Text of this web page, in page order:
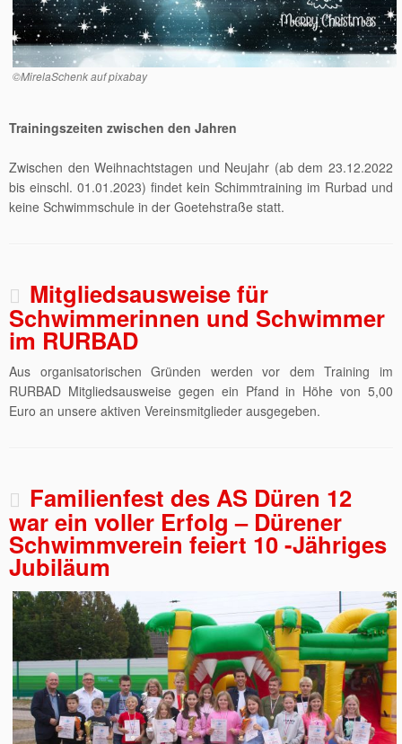
©MirelaSchenk auf pixabay
Trainingszeiten zwischen den Jahren
Zwischen den Weihnachtstagen und Neujahr (ab dem 23.12.2022
bis einschl. 01.01.2023) findet kein Schimmtraining im Rurbad und
keine Schwimmschule in der Goetehstraße statt.
Mitgliedsausweise für
Schwimmerinnen und Schwimmer
im RURBAD
Aus organisatorischen Gründen werden vor dem Training im
RURBAD Mitgliedsausweise gegen ein Pfand in Höhe von 5,00
Euro an unsere aktiven Vereinsmitglieder ausgegeben.
Familienfest des AS Düren 12
war ein voller Erfolg – Dürener
Schwimmverein feiert 10 -Jähriges
Jubiläum